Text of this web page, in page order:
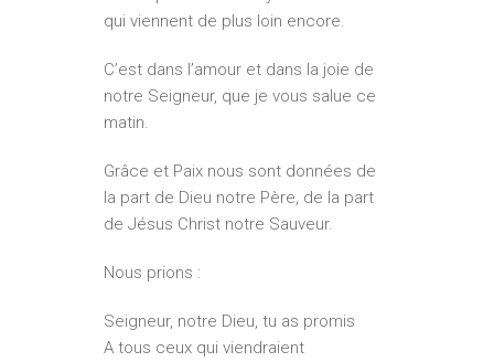
qui viennent de plus loin encore.
C’est dans l’amour et dans la joie de
notre Seigneur, que je vous salue ce
matin.
Grâce et Paix nous sont données de
la part de Dieu notre Père, de la part
de Jésus Christ notre Sauveur.
Nous prions :
Seigneur, notre Dieu, tu as promis
A tous ceux qui viendraient